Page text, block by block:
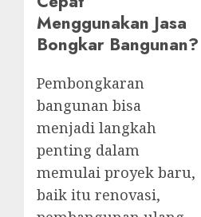
Menggunakan Jasa
Bongkar Bangunan?
Pembongkaran
bangunan bisa
menjadi langkah
penting dalam
memulai proyek baru,
baik itu renovasi,